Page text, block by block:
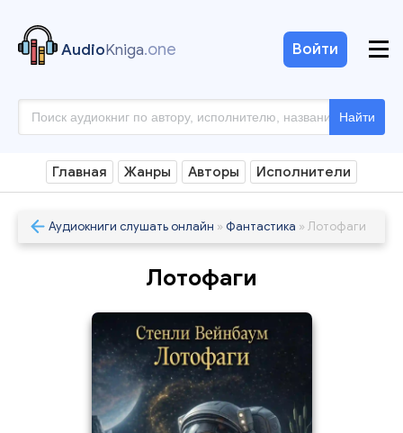
AudioKniga.one
Найти
Войти
Главная Жанры Авторы Исполнители
Аудиокниги слушать онлайн » Фантастика » Лотофаги
Лотофаги